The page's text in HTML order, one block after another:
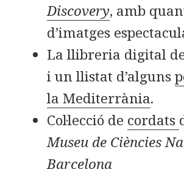
Discovery, amb
d’imatges
La llibreria digital
i un llistat d’alguns
la Mediterrània.
Col·lecció de cordats
Museu de Ciències
Barcelona